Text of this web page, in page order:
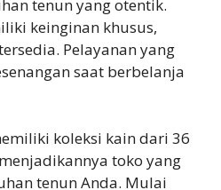
tenun yang otentik.
keinginan khusus,
Pelayanan yang
saat berbelanja
koleksi kain dari 36
toko yang
tenun Anda. Mulai